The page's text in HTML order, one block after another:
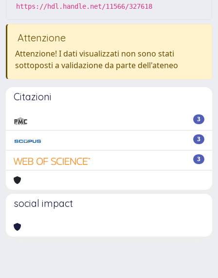
https://hdl.handle.net/11566/327618
Attenzione
Attenzione! I dati visualizzati non sono stati
sottoposti a validazione da parte dell'ateneo
Citazioni
3
3
3
social impact